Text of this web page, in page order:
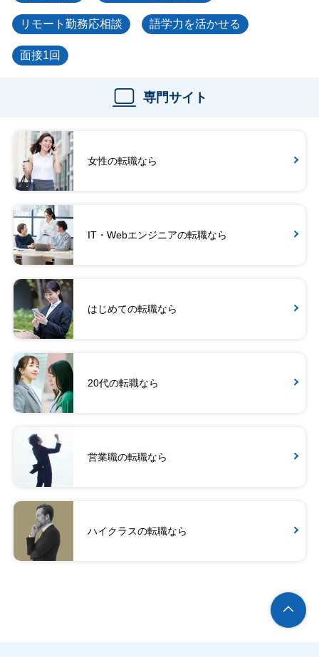
リモート勤務応相談 語学力を活かせる
面接1回
専門サイト
女性の転職なら
IT・Webエンジニアの転職なら
はじめての転職なら
20代の転職なら
営業職の転職なら
ハイクラスの転職なら